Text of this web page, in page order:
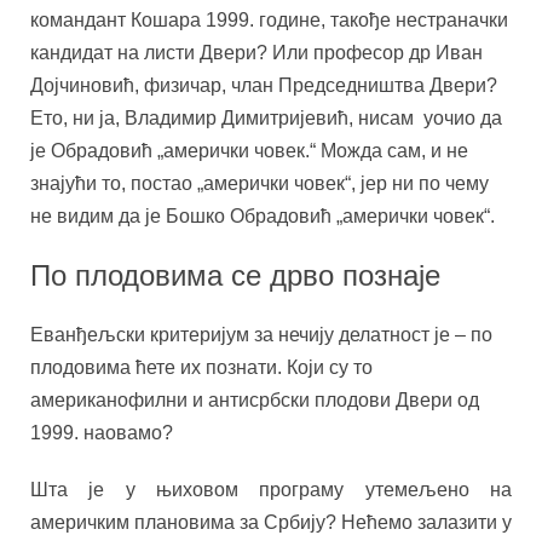
командант Кошара 1999. године, такође нестраначки
кандидат на листи Двери? Или професор др Иван
Дојчиновић, физичар, члан Председништва Двери?
Ето, ни ја, Владимир Димитријевић, нисам уочио да
је Обрадовић „амерички човек.“ Можда сам, и не
знајући то, постао „амерички човек“, јер ни по чему
не видим да је Бошко Обрадовић „амерички човек“.
По плодовима се дрво познаје
Еванђељски критеријум за нечију делатност је – по
плодовима ћете их познати. Који су то
американофилни и антисрбски плодови Двери од
1999. наовамо?
Шта је у њиховом програму утемељено на
америчким плановима за Србију? Нећемо залазити у